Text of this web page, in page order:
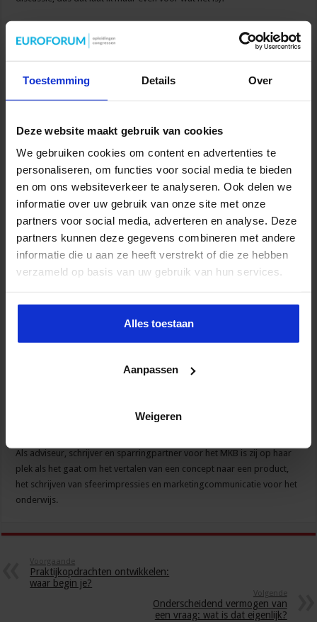
Toestemming Details Over
Deze website maakt gebruik van cookies
We gebruiken cookies om content en advertenties te
personaliseren, om functies voor social media te bieden
en om ons websiteverkeer te analyseren. Ook delen we
informatie over uw gebruik van onze site met onze
partners voor social media, adverteren en analyse. Deze
partners kunnen deze gegevens combineren met andere
informatie die u aan ze heeft verstrekt of die ze hebben
verzameld op basis van uw gebruik van hun services.
Alles toestaan
Aanpassen
Weigeren
Blijf bij de les in het doolhof
van de toets- en
examenwereld
“Wie schrijft die blijft”is een bekend gezegde. En wie rekent en leert
wijzigingen in de toets- en examenwereld?
Een geslaagde uitvoering van toetsen en examineren is belangrijker
dan ooit. Met het steeds strenger worden van slaag- en zakcriteria en
het digitaler worden van de leer- en toetsomgeving is er werk aan de
winkel voor leraren, directies en ondersteunend personeel.
Gelukkig organiseert SBO binnenkort het jaarcongresActualiteiten in
Toetsen en Examineren in het VO. Tijdens deze 9e editie, op 15 en 16
april in Nieuwegein, hoort u alles over de actualiteiten en kunt u zich
beleidsmakers als praktijkuitvoerders. Misschien dat alles na dat
congres weer relatief eenvoudig lijkt!
, oprichter vanSchrijfZinnig
Als adviseur, schrijver en sparringpartner voor het MKB is zij op haar
plek als het gaat om het vertalen van een concept naar een product,
het schrijven van sfeerimpressies en marketingcommunicatie voor het
onderwijs.
Voorgaande
Praktijkopdrachten ontwikkelen:
waar begin je?
Volgende
Onderscheidend vermogen van
een vraag: wat is dat eigenlijk?